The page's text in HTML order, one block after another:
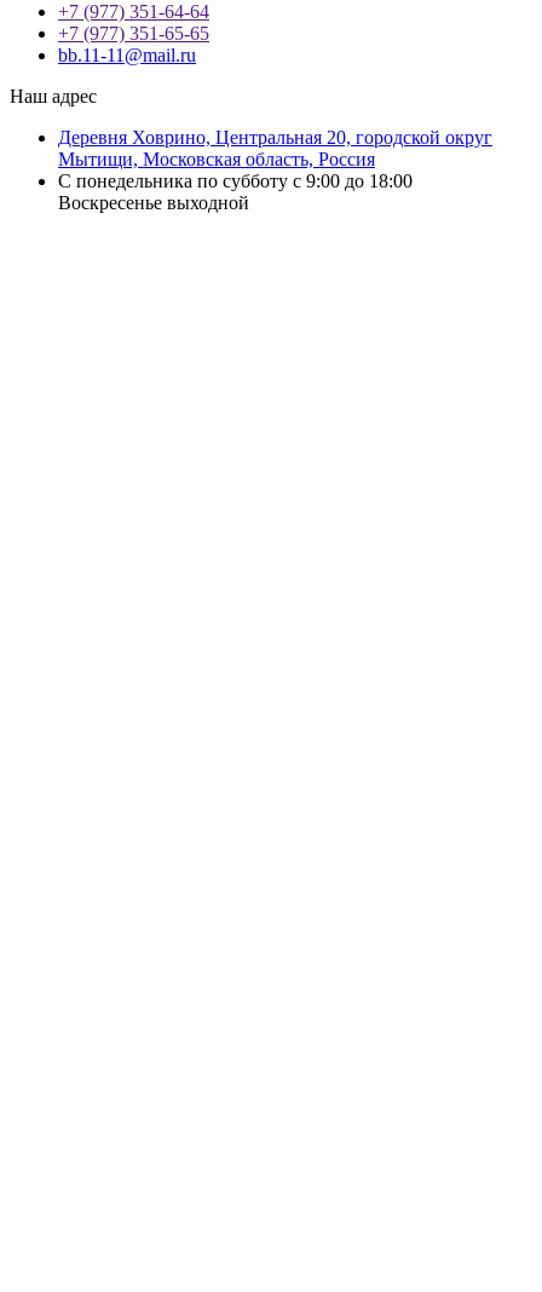
+7 (977) 351-64-64
+7 (977) 351-65-65
bb.11-11@mail.ru
Наш адрес
Деревня Ховрино, Центральная 20, городской округ
Мытищи, Московская область, Россия
С понедельника по субботу с 9:00 до 18:00
Воскресенье выходной